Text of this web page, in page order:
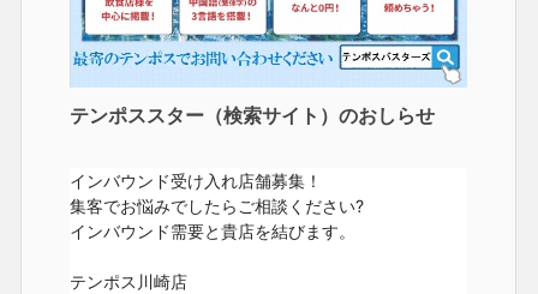
テンポススター（検索サイト）のおしらせ
インバウンド受け入れ店舗募集！
集客でお悩みでしたらご相談ください?
インバウンド需要と貴店を結びます。
テンポス川崎店